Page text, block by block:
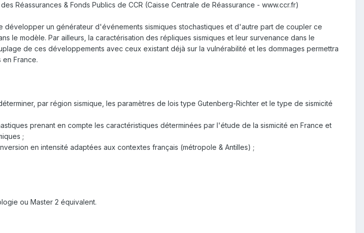
Réassurances & Fonds Publics de CCR (Caisse Centrale de Réassurance - www.ccr.fr)
un générateur d'événements sismiques stochastiques et d'autre part de coupler ce
le modèle. Par ailleurs, la caractérisation des répliques sismiques et leur survenance dans le
de ces développements avec ceux existant déjà sur la vulnérabilité et les dommages permettra
France.
par région sismique, les paramètres de lois type Gutenberg-Richter et le type de sismicité
prenant en compte les caractéristiques déterminées par l'étude de la sismicité en France et
;
en intensité adaptées aux contextes français (métropole & Antilles) ;
ou Master 2 équivalent.